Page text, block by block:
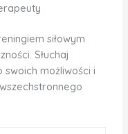
siłowym
Słuchaj
swoich możliwości i